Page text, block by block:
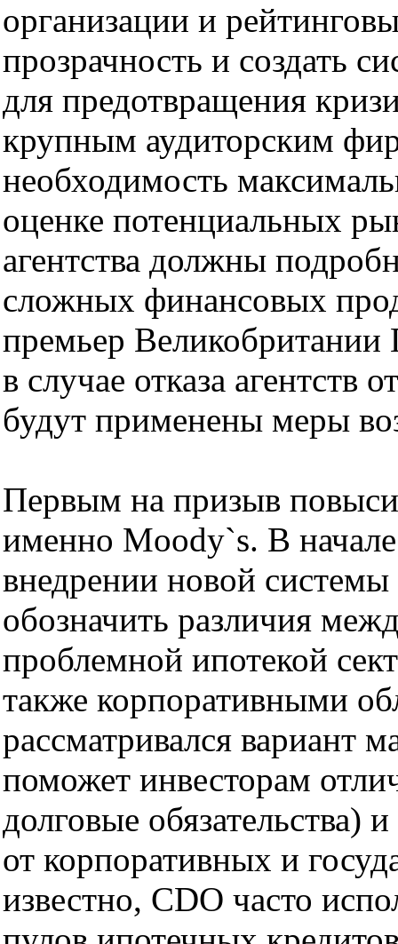
организации и
прозрачность и создать
для предотвращения
крупным аудиторским
необходимость
оценке потенциальных
агентства должны
сложных финансовых
премьер Великобритании
в случае отказа
будут применены меры
Первым на призыв
именно Moody`s. В
внедрении новой системы
обозначить различия
проблемной ипотекой
также корпоративными
рассматривался вариант
поможет инвесторам
долговые обязательства)
от корпоративных и
известно, CDO часто